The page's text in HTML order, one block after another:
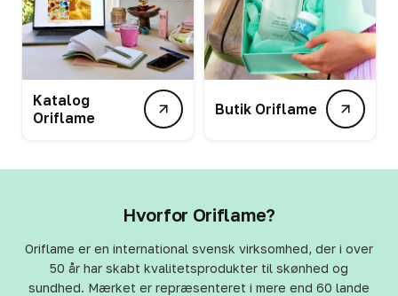
Katalog
Oriflame
Butik Oriflame
Hvorfor Oriflame?
Oriflame er en international svensk virksomhed, der i over
50 år har skabt kvalitetsprodukter til skønhed og
sundhed. Mærket er repræsenteret i mere end 60 lande